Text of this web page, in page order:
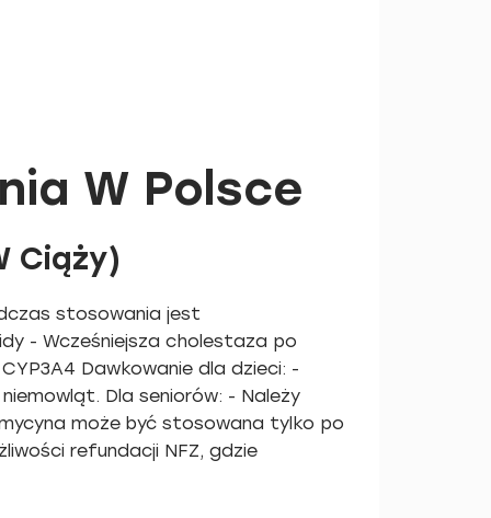
W Polsce
Ciąży)
stosowania jest
- Wcześniejsza cholestaza po
Dawkowanie dla dzieci: -
Dla seniorów: - Należy
może być stosowana tylko po
refundacji NFZ, gdzie